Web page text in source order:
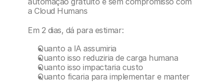
a Cloud Humans
Em 2 dias, dá para estimar:
Quanto a IA assumiria
Quanto isso reduziria de carga humana
Quanto isso impactaria custo
Quanto ficaria para implementar e manter